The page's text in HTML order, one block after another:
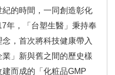
的時間，一同創造彰化
年，「台塑生醫」秉持奉
，首次將科技健康帶入
」新與舊之間的歷史樣
而成的「化粧品GMP